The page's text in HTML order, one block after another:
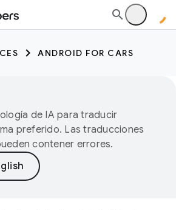
ANDROID FOR CARS
de IA para traducir
preferido. Las traducciones
contener errores.